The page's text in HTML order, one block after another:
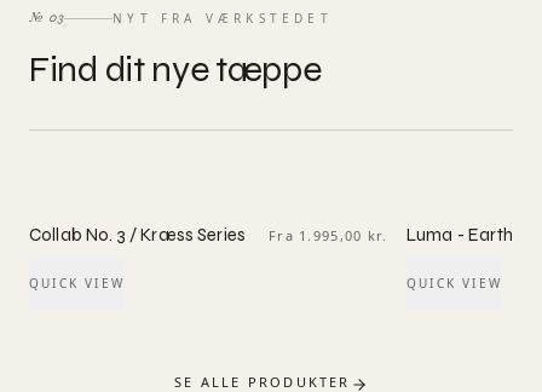
№ 03 NYT FRA VÆRKSTEDET
Find dit nye tæppe
Collab No. 3 / Kræss Series Fra 1.995,00 kr.
QUICK VIEW
Luma - Earthy
QUICK VIEW
SE ALLE PRODUKTER